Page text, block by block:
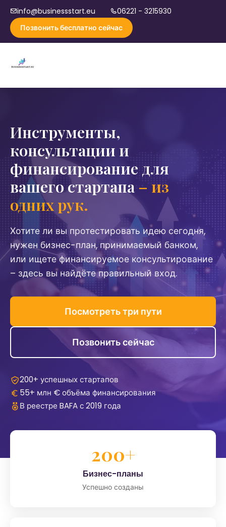
info@businessstart.eu
06221 - 3215930
Позвонить бесплатно сейчас
Инструменты,
консультации и
финансирование для
вашего стартапа – из
одних рук.
Хотите ли вы протестировать идею сегодня,
нужен бизнес-план, принимаемый банком,
или ищете финансируемое консультирование
– здесь вы найдёте правильный вход.
Посмотреть три пути
Позвонить сейчас
200+ успешных стартапов
55+ млн € объёма финансирования
В реестре BAFA с 2019 года
200+
Бизнес-планы
Успешно созданы